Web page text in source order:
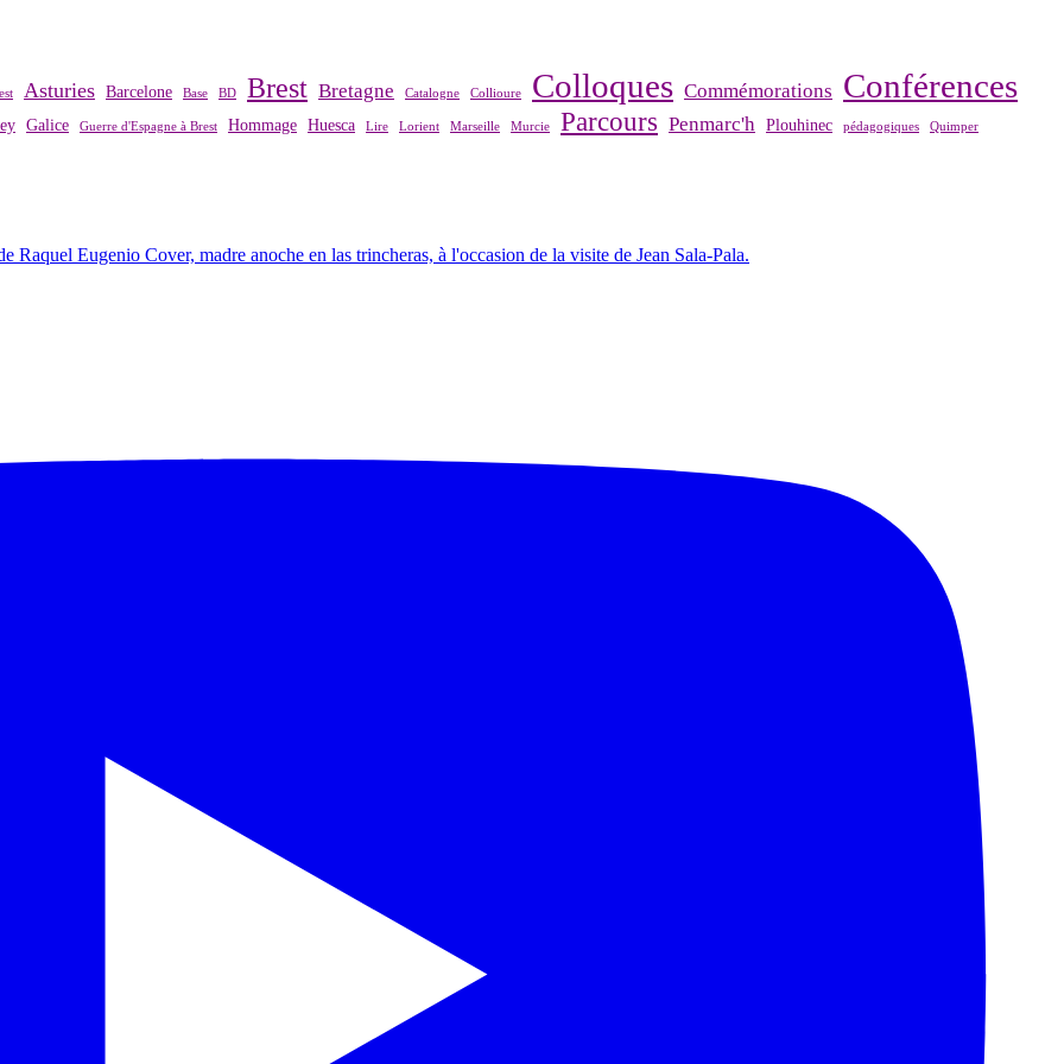
Asturies Barcelone Base BD Brest Bretagne Catalogne Collioure Colloques Commémorations Conférences
Galice Guerre d'Espagne à Brest Hommage Huesca Lire Lorient Marseille Murcie Parcours Penmarc'h Plouhinec pédagogiques Quimper